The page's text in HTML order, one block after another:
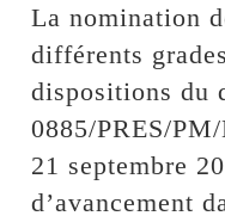
La nomination
différents
dispositions du
0885/PRES/
21 septembre
d’avancement